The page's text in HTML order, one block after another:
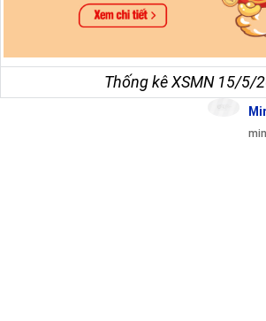
Thống kê XSMN 15/5/